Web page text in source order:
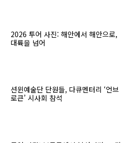
2026 투어 사진: 해안에서 해안으로,
대륙을 넘어
션윈예술단 단원들, 다큐멘터리 ‘언브
로큰’ 시사회 참석